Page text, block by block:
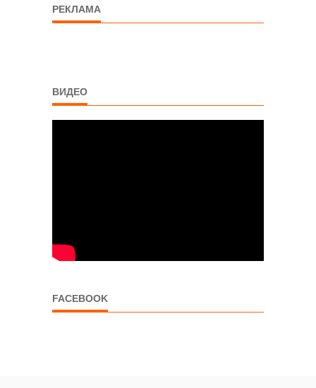
РЕКЛАМА
ВИДЕО
FACEBOOK